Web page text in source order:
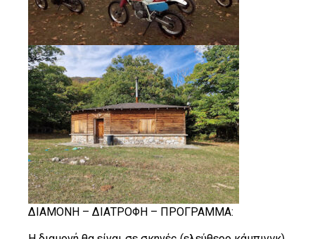
ΔΙΑΜΟΝΗ – ΔΙΑΤΡΟΦΗ – ΠΡΟΓΡΑΜΜΑ: